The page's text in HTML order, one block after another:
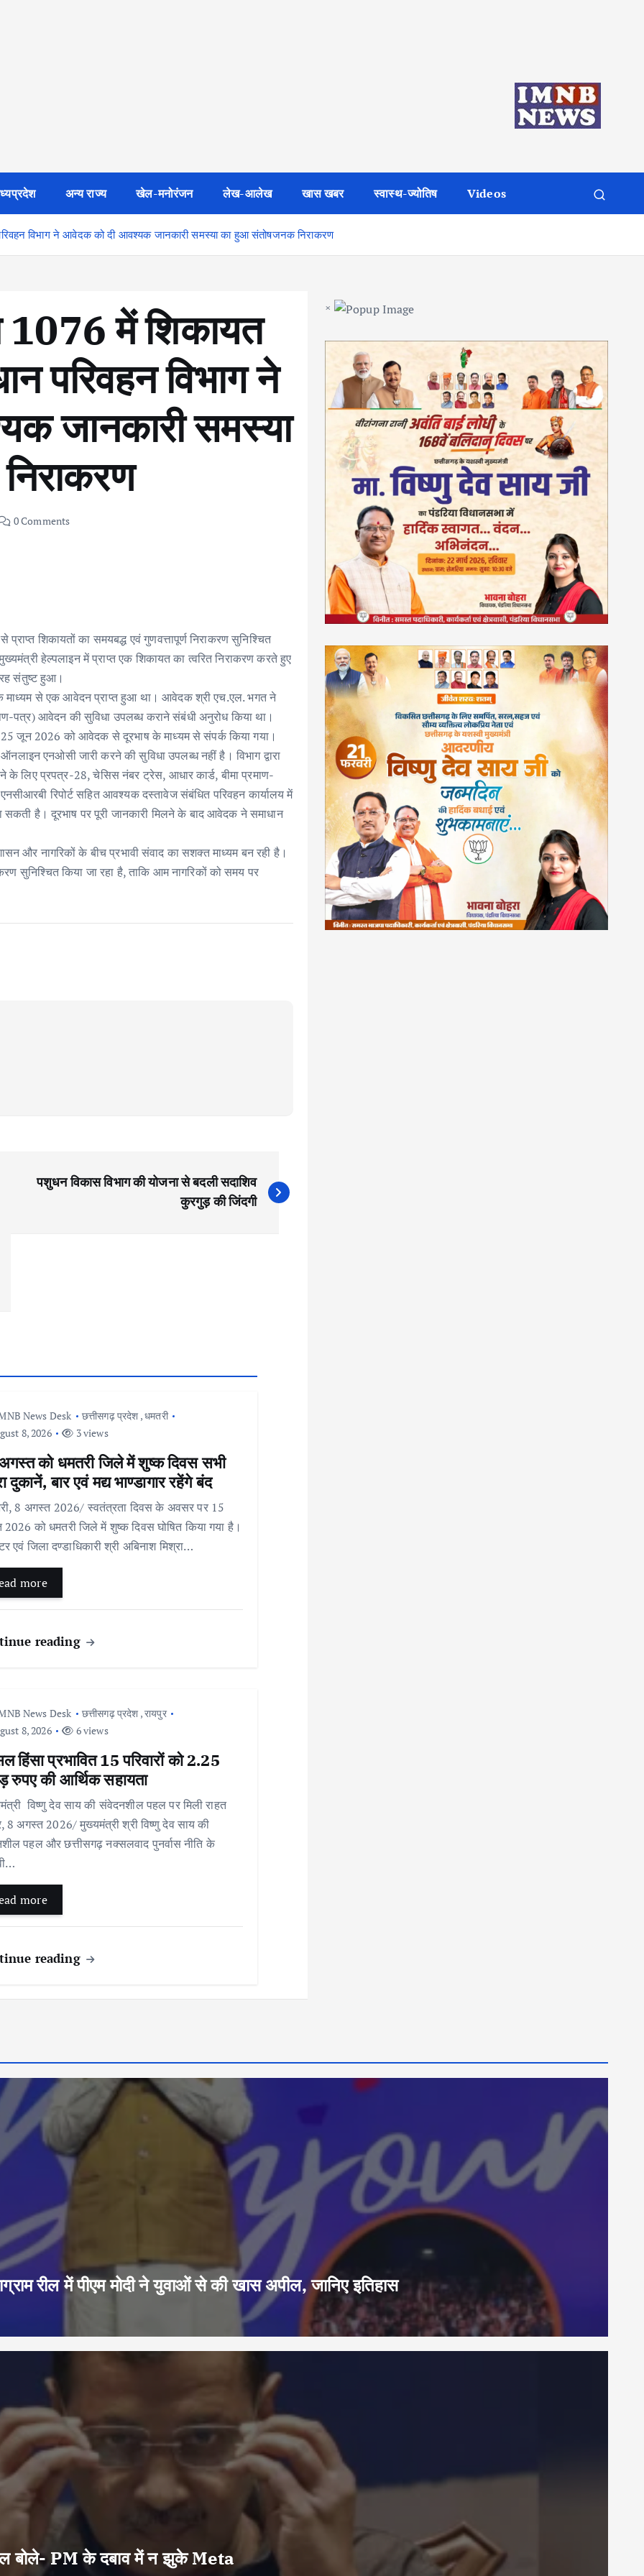
अन्य राज्य खेल-मनोरंजन लेख-आलेख खास खबर स्वास्थ-ज्योतिष Videos
विभाग ने आवेदक को दी आवश्यक जानकारी समस्या का हुआ संतोषजनक निराकरण
1076 में शिकायत
परिवहन विभाग ने
जानकारी समस्या
0 Comments
शिकायतों का समयबद्ध एवं गुणवत्तापूर्ण निराकरण सुनिश्चित
हेल्पलाइन में प्राप्त एक शिकायत का त्वरित निराकरण करते हुए
संतुष्ट हुआ।
के माध्यम से एक आवेदन प्राप्त हुआ था। आवेदक श्री एच.एल. भगत ने
पत्र) आवेदन की सुविधा उपलब्ध कराने संबंधी अनुरोध किया था।
25 जून 2026 को आवेदक से दूरभाष के माध्यम से संपर्क किया गया।
एनओसी जारी करने की सुविधा उपलब्ध नहीं है। विभाग द्वारा
के लिए प्रपत्र-28, चेसिस नंबर ट्रेस, आधार कार्ड, बीमा प्रमाण-
रिपोर्ट सहित आवश्यक दस्तावेज संबंधित परिवहन कार्यालय में
है। दूरभाष पर पूरी जानकारी मिलने के बाद आवेदक ने समाधान
और नागरिकों के बीच प्रभावी संवाद का सशक्त माध्यम बन रही है।
सुनिश्चित किया जा रहा है, ताकि आम नागरिकों को समय पर
पशुधन विकास विभाग की योजना से बदली सदाशिव
कुरगुड़ की जिंदगी
News Desk छत्तीसगढ़ प्रदेश ,धमतरी
8, 2026
3 views
को धमतरी जिले में शुष्क दिवस सभी
दुकानें, बार एवं मद्य भाण्डागार रहेंगे बंद
8 अगस्त 2026/ स्वतंत्रता दिवस के अवसर पर 15
को धमतरी जिले में शुष्क दिवस घोषित किया गया है।
एवं जिला दण्डाधिकारी श्री अबिनाश मिश्रा…
more
reading
News Desk छत्तीसगढ़ प्रदेश ,रायपुर
8, 2026
6 views
हिंसा प्रभावित 15 परिवारों को 2.25
रुपए की आर्थिक सहायता
विष्णु देव साय की संवेदनशील पहल पर मिली राहत
8 अगस्त 2026/ मुख्यमंत्री श्री विष्णु देव साय की
पहल और छत्तीसगढ़ नक्सलवाद पुनर्वास नीति के
more
reading
×
रील में पीएम मोदी ने युवाओं से की खास अपील, जानिए इतिहास
बोले- PM के दबाव में न झुके Meta